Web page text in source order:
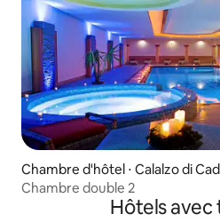
Chambre d'hôtel ⋅ Calalzo di
Chambre double 2
Hôtels avec